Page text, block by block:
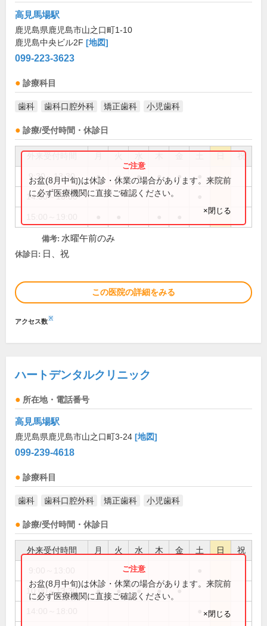
高見馬場駅
鹿児島県鹿児島市山之口町1-10
鹿児島中央ビル2F [地図]
099-223-3623
診療科目
歯科 歯科口腔外科 矯正歯科 小児歯科
診療/受付時間・休診日
祝
9:30～13:30 ● ● ● ● ●
14:30～18:00
お盆(8月中旬)は休診・休業の場合があります。来院前
に必ず医療機関に直接ご確認ください。
×閉じる
備考: 水曜午前のみ
休診日: 日、祝
この医院の詳細をみる
アクセス数※
ハートデンタルクリニック
所在地・電話番号
高見馬場駅
鹿児島県鹿児島市山之口町3-24 [地図]
099-239-4618
診療科目
歯科 歯科口腔外科 矯正歯科 小児歯科
診療/受付時間・休診日
外来受付時間 月 火 水 木 金 土 日 祝
10:00～13:30 ● ● ● ● ●
お盆(8月中旬)は休診・休業の場合があります。来院前
に必ず医療機関に直接ご確認ください。
×閉じる